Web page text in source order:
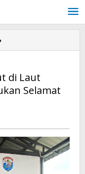
Dilaporkan
Laut
Bintan,
di Laut
Selamat